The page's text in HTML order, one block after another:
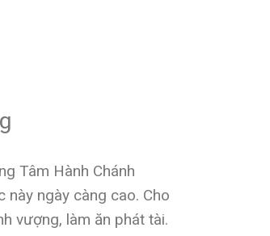
Tâm Hành Chánh
này ngày càng cao. Cho
vượng, làm ăn phát tài.